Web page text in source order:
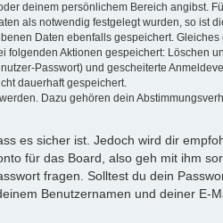
deinem persönlichem Bereich angibst.
als notwendig festgelegt wurden, so ist
Daten ebenfalls gespeichert.
Aktionen gespeichert: Löschen
Passwort) und gescheiterte
dauerhaft gespeichert.
Dazu gehören dein
es sicher ist. Jedoch wird dir
für das Board, also geh mit ihm
fragen. Solltest du dein
Benutzernamen und deiner